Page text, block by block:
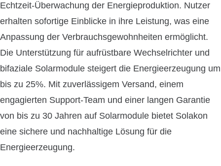
Echtzeit-Überwachung der Energieproduktion. Nutzer
erhalten sofortige Einblicke in ihre Leistung, was eine
Anpassung der Verbrauchsgewohnheiten ermöglicht.
Die Unterstützung für aufrüstbare Wechselrichter und
bifaziale Solarmodule steigert die Energieerzeugung um
bis zu 25%. Mit zuverlässigem Versand, einem
engagierten Support-Team und einer langen Garantie
von bis zu 30 Jahren auf Solarmodule bietet Solakon
eine sichere und nachhaltige Lösung für die
Energieerzeugung.